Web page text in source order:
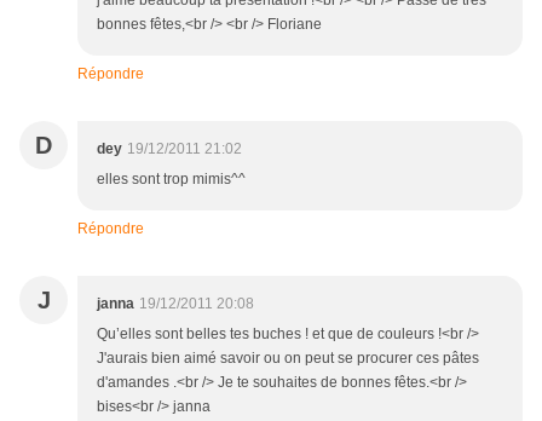
bonnes fêtes,<br /> <br /> Floriane
Répondre
D dey 19/12/2011 21:02
elles sont trop mimis^^
Répondre
J janna 19/12/2011 20:08
Qu’elles sont belles tes buches ! et que de couleurs !<br />
J'aurais bien aimé savoir ou on peut se procurer ces pâtes
d'amandes .<br /> Je te souhaites de bonnes fêtes.<br />
bises<br /> janna